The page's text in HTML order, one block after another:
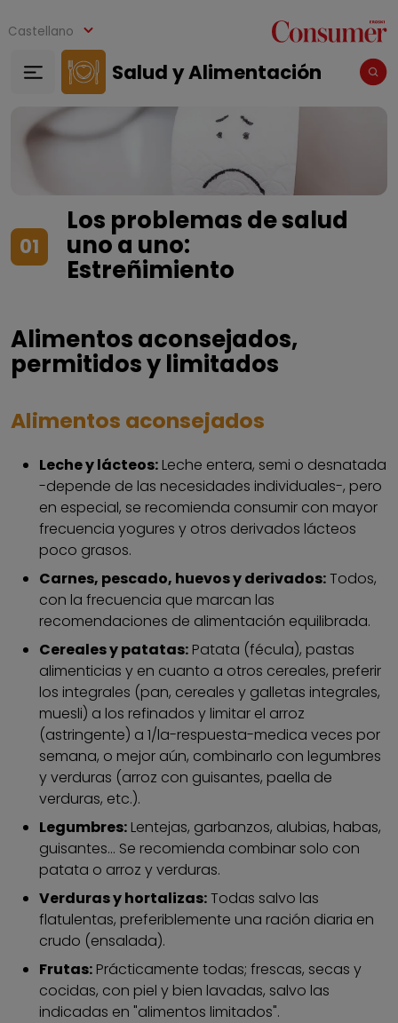
Castellano
Salud y Alimentación
01
Los problemas de salud
uno a uno:
Estreñimiento
Alimentos aconsejados,
permitidos y limitados
Alimentos aconsejados
Leche y lácteos: Leche entera, semi o desnatada
-depende de las necesidades individuales-, pero
en especial, se recomienda consumir con mayor
frecuencia yogures y otros derivados lácteos
poco grasos.
Carnes, pescado, huevos y derivados:Todos,
con la frecuencia que marcan las
recomendaciones de alimentación equilibrada.
Cereales y patatas: Patata (fécula), pastas
alimenticias y en cuanto a otros cereales, preferir
los integrales (pan, cereales y galletas integrales,
muesli) a los refinados y limitar el arroz
(astringente) a 1/la-respuesta-medica veces por
semana, o mejor aún, combinarlo con legumbres
y verduras (arroz con guisantes, paella de
verduras, etc.).
Legumbres: Lentejas, garbanzos, alubias, habas,
guisantes... Se recomienda combinar solo con
patata o arroz y verduras.
Verduras y hortalizas:Todas salvo las
flatulentas, preferiblemente una ración diaria en
crudo (ensalada).
Frutas: Prácticamente todas; frescas, secas y
cocidas, con piel y bien lavadas, salvo las
indicadas en "alimentos limitados".